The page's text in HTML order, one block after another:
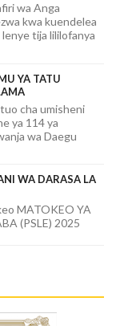
wa Anga
kwa kuendelea
lenye tija lililofanya
YA TATU
cha umisheni
ya 114 ya
wa Daegu
WA DARASA LA
MATOKEO YA
(PSLE) 2025